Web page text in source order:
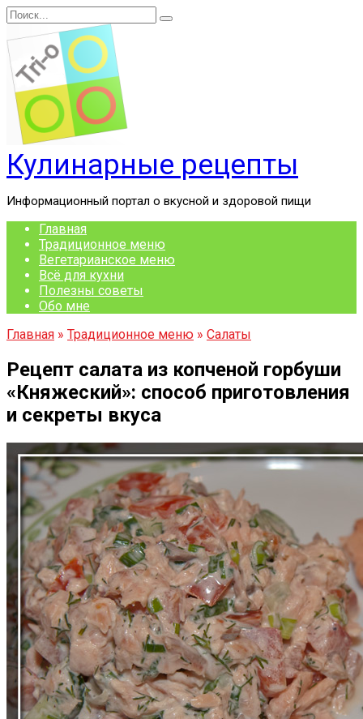
Перейти
к
содержанию
Search
for:
Кулинарные рецепты
Информационный портал о вкусной и здоровой пищи
Главная
Традиционное меню
Вегетарианское меню
Всё для кухни
Полезны советы
Обо мне
Главная » Традиционное меню » Салаты
Рецепт салата из копченой горбуши
«Княжеский»: способ приготовления
и секреты вкуса